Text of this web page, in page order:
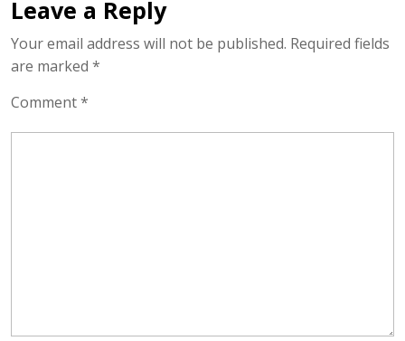
Leave a Reply
Your email address will not be published. Required fields
are marked *
Comment*